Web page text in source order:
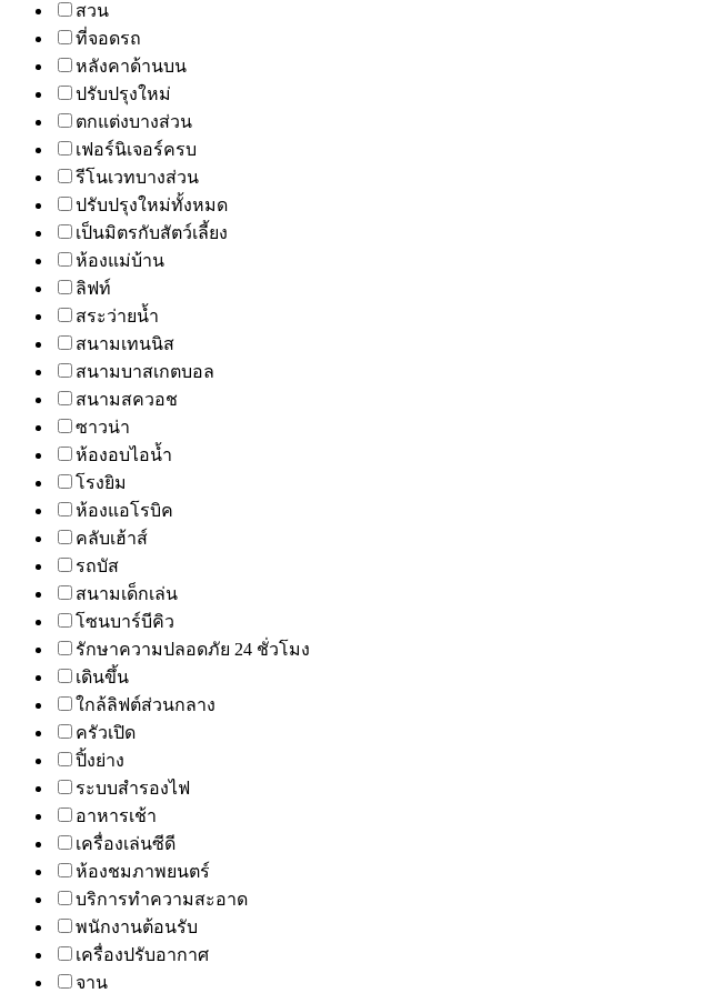
สวน
ที่จอดรถ
หลังคาด้านบน
ปรับปรุงใหม่
ตกแต่งบางส่วน
เฟอร์นิเจอร์ครบ
รีโนเวทบางส่วน
ปรับปรุงใหม่ทั้งหมด
เป็นมิตรกับสัตว์เลี้ยง
ห้องแม่บ้าน
ลิฟท์
สระว่ายน้ำ
สนามเทนนิส
สนามบาสเกตบอล
สนามสควอช
ซาวน่า
ห้องอบไอน้ำ
โรงยิม
ห้องแอโรบิค
คลับเฮ้าส์
รถบัส
สนามเด็กเล่น
โซนบาร์บีคิว
รักษาความปลอดภัย 24 ชั่วโมง
เดินขึ้น
ใกล้ลิฟต์ส่วนกลาง
ครัวเปิด
ปิ้งย่าง
ระบบสำรองไฟ
อาหารเช้า
เครื่องเล่นซีดี
ห้องชมภาพยนตร์
บริการทำความสะอาด
พนักงานต้อนรับ
เครื่องปรับอากาศ
จาน